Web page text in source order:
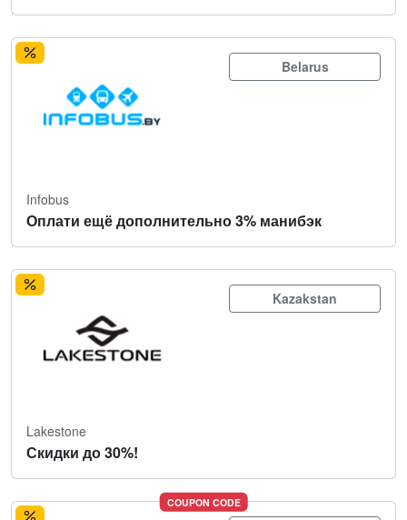
Belarus
Infobus
Оплати ещё дополнительно 3% манибэк
Kazakstan
Lakestone
Скидки до 30%!
COUPON CODE